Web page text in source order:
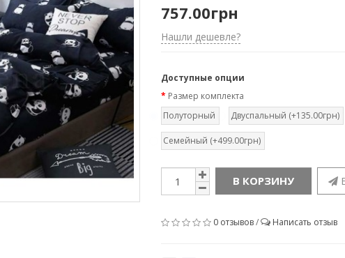
757.00грн
Нашли дешевле?
Доступные опции
Размер комплекта
Полуторный
Двуспальный (+135.00грн)
Семейный (+499.00грн)
В КОРЗИНУ
0 отзывов/ Написать отзыв